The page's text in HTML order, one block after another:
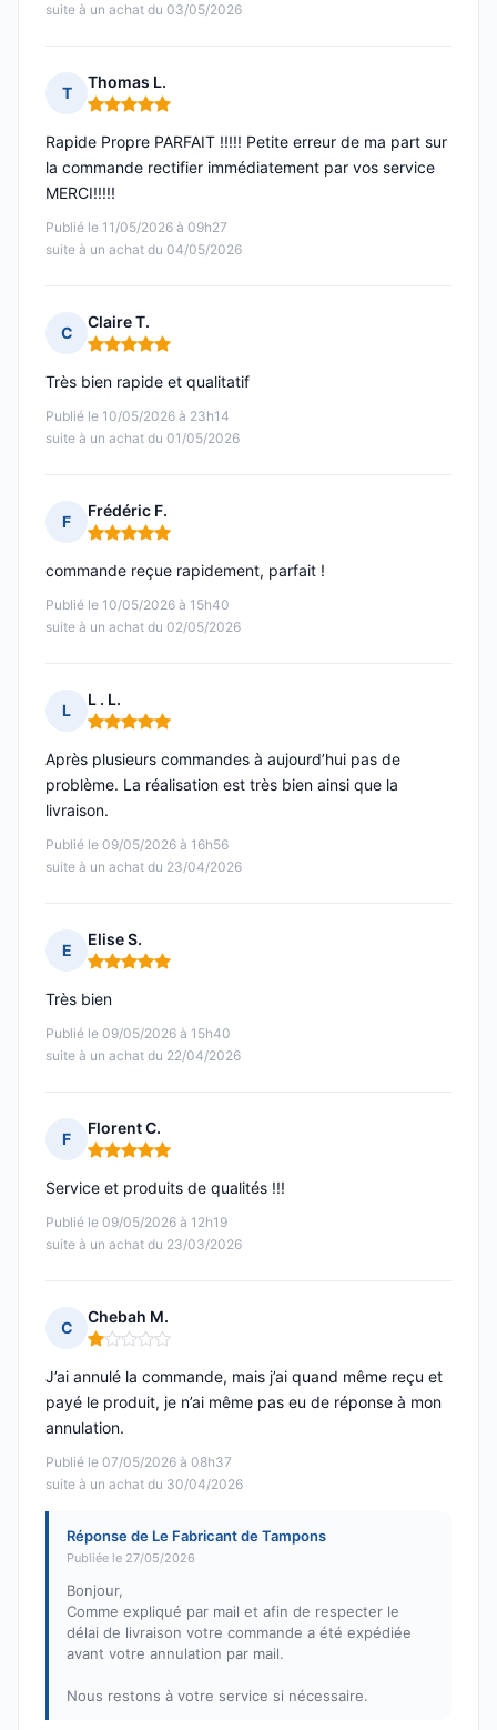
suite à un achat du 03/05/2026
T
Thomas L.
Note : 5 sur 5
Publié le 11/05/2026 à 09h27
suite à un achat du 04/05/2026
Rapide Propre PARFAIT !!!!! Petite erreur de ma part sur
la commande rectifier immédiatement par vos service
MERCI!!!!!
C
Claire T.
Note : 5 sur 5
Publié le 10/05/2026 à 23h14
suite à un achat du 01/05/2026
Très bien rapide et qualitatif
F
Frédéric F.
Note : 5 sur 5
Publié le 10/05/2026 à 15h40
suite à un achat du 02/05/2026
commande reçue rapidement, parfait !
L
L . L.
Note : 5 sur 5
Publié le 09/05/2026 à 16h56
suite à un achat du 23/04/2026
Après plusieurs commandes à aujourd’hui pas de
problème. La réalisation est très bien ainsi que la
livraison.
E
Elise S.
Note : 5 sur 5
Publié le 09/05/2026 à 15h40
suite à un achat du 22/04/2026
Très bien
F
Florent C.
Note : 5 sur 5
Publié le 09/05/2026 à 12h19
suite à un achat du 23/03/2026
Service et produits de qualités !!!
C
Chebah M.
Note : 1 sur 5
Publié le 07/05/2026 à 08h37
suite à un achat du 30/04/2026
J’ai annulé la commande, mais j’ai quand même reçu et
payé le produit, je n’ai même pas eu de réponse à mon
annulation.
Réponse de Le Fabricant de Tampons
Publiée le 27/05/2026
Bonjour,
Comme expliqué par mail et afin de respecter le
délai de livraison votre commande a été expédiée
avant votre annulation par mail.
Nous restons à votre service si nécessaire.